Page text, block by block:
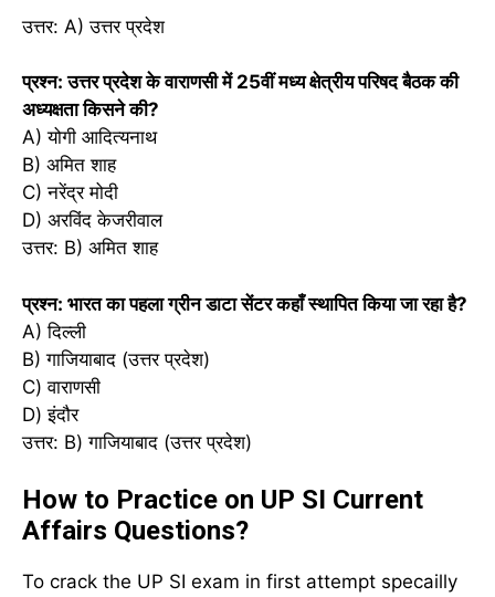
उत्तर: A) उत्तर प्रदेश
प्रश्न: उत्तर प्रदेश के वाराणसी में 25वीं मध्य क्षेत्रीय परिषद बैठक की
अध्यक्षता किसने की?
A) योगी आदित्यनाथ
B) अमित शाह
C) नरेंद्र मोदी
D) अरविंद केजरीवाल
उत्तर: B) अमित शाह
प्रश्न: भारत का पहला ग्रीन डाटा सेंटर कहाँ स्थापित किया जा रहा है?
A) दिल्ली
B) गाजियाबाद (उत्तर प्रदेश)
C) वाराणसी
D) इंदौर
उत्तर: B) गाजियाबाद (उत्तर प्रदेश)
How to Practice on UP SI Current
Affairs Questions?
To crack the UP SI exam in first attempt specailly